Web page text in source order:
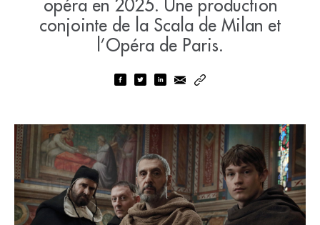
opéra en 2025. Une production
conjointe de la Scala de Milan et
l’Opéra de Paris.